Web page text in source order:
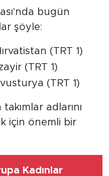
bugün
şöyle:
(TRT 1)
(TRT 1)
(TRT 1)
adlarını
için önemli bir
Kadınlar